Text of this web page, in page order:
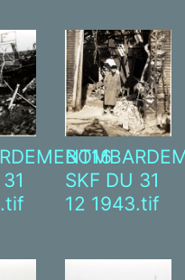
SKF DU 31
12 1943.tif